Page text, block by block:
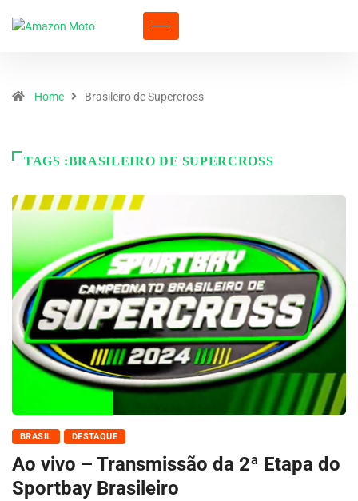
Home Brasileiro de Supercross
TAGS :BRASILEIRO DE SUPERCROSS
BRASIL DESTAQUE
Ao vivo – Transmissão da 2ª Etapa do
Sportbay Brasileiro